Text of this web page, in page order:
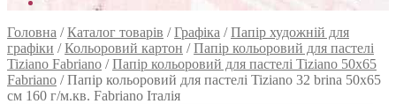
Головна /Каталог товарів /Графіка /Папір художній для
графіки /Кольоровий картон /Папір кольоровий для пастелі
Tiziano Fabriano /Папір кольоровий для пастелі Tiziano 50х65
Fabriano /Папір кольоровий для пастелі Tiziano 32 brina 50х65
см 160 г/м.кв. Fabriano Італія